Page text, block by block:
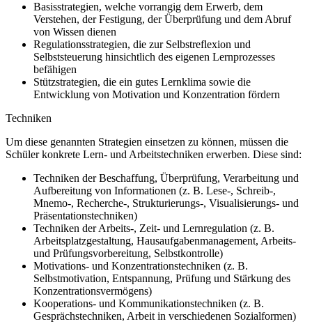
Basisstrategien, welche vorrangig dem Erwerb, dem
Verstehen, der Festigung, der Überprüfung und dem Abruf
von Wissen dienen
Regulationsstrategien, die zur Selbstreflexion und
Selbststeuerung hinsichtlich des eigenen Lernprozesses
befähigen
Stützstrategien, die ein gutes Lernklima sowie die
Entwicklung von Motivation und Konzentration fördern
Techniken
Um diese genannten Strategien einsetzen zu können, müssen die
Schüler konkrete Lern- und Arbeitstechniken erwerben. Diese sind:
Techniken der Beschaffung, Überprüfung, Verarbeitung und
Aufbereitung von Informationen (z. B. Lese-, Schreib-,
Mnemo-, Recherche-, Strukturierungs-, Visualisierungs- und
Präsentationstechniken)
Techniken der Arbeits-, Zeit- und Lernregulation (z. B.
Arbeitsplatzgestaltung, Hausaufgabenmanagement, Arbeits-
und Prüfungsvorbereitung, Selbstkontrolle)
Motivations- und Konzentrationstechniken (z. B.
Selbstmotivation, Entspannung, Prüfung und Stärkung des
Konzentrationsvermögens)
Kooperations- und Kommunikationstechniken (z. B.
Gesprächstechniken, Arbeit in verschiedenen Sozialformen)